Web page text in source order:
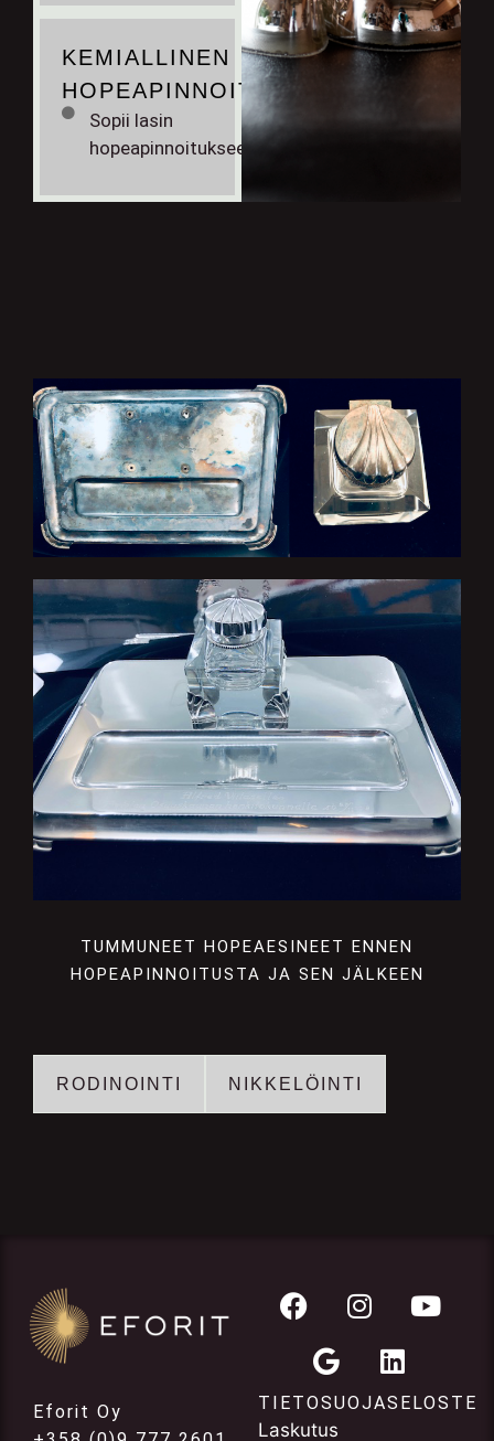
KEMIALLINEN
HOPEAPINNOITE
Sopii lasin
hopeapinnoitukseen
TUMMUNEET HOPEAESINEET ENNEN
HOPEAPINNOITUSTA JA SEN JÄLKEEN
RODINOINTI NIKKELÖINTI
Eforit Oy
TIETOSUOJASELOSTE
Laskutus